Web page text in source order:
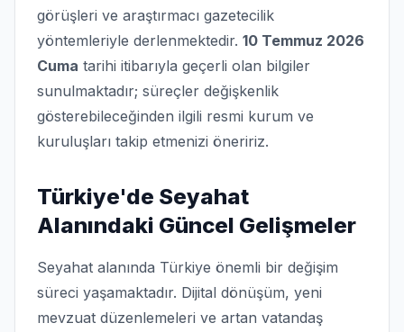
görüşleri ve araştırmacı gazetecilik
yöntemleriyle derlenmektedir. 10 Temmuz 2026
Cuma tarihi itibarıyla geçerli olan bilgiler
sunulmaktadır; süreçler değişkenlik
gösterebileceğinden ilgili resmi kurum ve
kuruluşları takip etmenizi öneririz.
Türkiye'de Seyahat
Alanındaki Güncel Gelişmeler
Seyahat alanında Türkiye önemli bir değişim
süreci yaşamaktadır. Dijital dönüşüm, yeni
mevzuat düzenlemeleri ve artan vatandaş